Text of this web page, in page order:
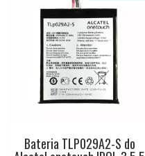
Bateria TLP029A2-S do